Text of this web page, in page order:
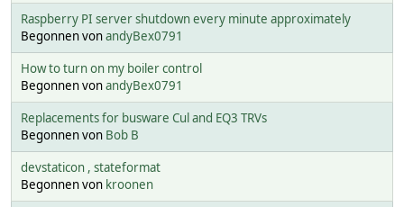
Raspberry PI server shutdown every minute approximately
Begonnen vonandyBex0791
How to turn on my boiler control
Begonnen vonandyBex0791
Replacements for busware Cul and EQ3 TRVs
Begonnen von Bob B
devstaticon , stateformat
Begonnen von kroonen